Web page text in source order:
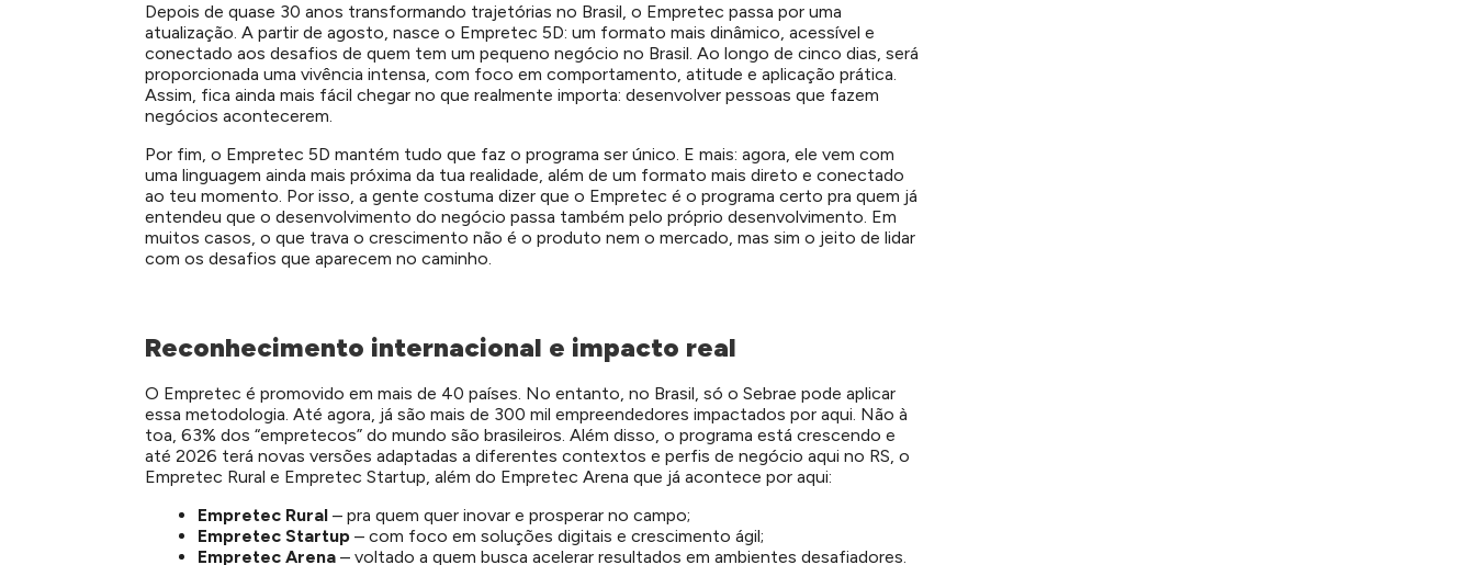
Depois de quase 30 anos transformando trajetórias no Brasil, o Empretec passa por uma
atualização. A partir de agosto, nasce o Empretec 5D: um formato mais dinâmico, acessível e
conectado aos desafios de quem tem um pequeno negócio no Brasil. Ao longo de cinco dias, será
proporcionada uma vivência intensa, com foco em comportamento, atitude e aplicação prática.
Assim, fica ainda mais fácil chegar no que realmente importa: desenvolver pessoas que fazem
negócios acontecerem.
Por fim, o Empretec 5D mantém tudo que faz o programa ser único. E mais: agora, ele vem com
uma linguagem ainda mais próxima da tua realidade, além de um formato mais direto e conectado
ao teu momento. Por isso, a gente costuma dizer que o Empretec é o programa certo pra quem já
entendeu que o desenvolvimento do negócio passa também pelo próprio desenvolvimento. Em
muitos casos, o que trava o crescimento não é o produto nem o mercado, mas sim o jeito de lidar
com os desafios que aparecem no caminho.
Reconhecimento internacional e impacto real
O Empretec é promovido em mais de 40 países. No entanto, no Brasil, só o Sebrae pode aplicar
essa metodologia. Até agora, já são mais de 300 mil empreendedores impactados por aqui. Não à
toa, 63% dos “empretecos” do mundo são brasileiros. Além disso, o programa está crescendo e
até 2026 terá novas versões adaptadas a diferentes contextos e perfis de negócio aqui no RS, o
Empretec Rural e Empretec Startup, além do Empretec Arena que já acontece por aqui:
Empretec Rural – pra quem quer inovar e prosperar no campo;
Empretec Startup – com foco em soluções digitais e crescimento ágil;
Empretec Arena – voltado a quem busca acelerar resultados em ambientes desafiadores.